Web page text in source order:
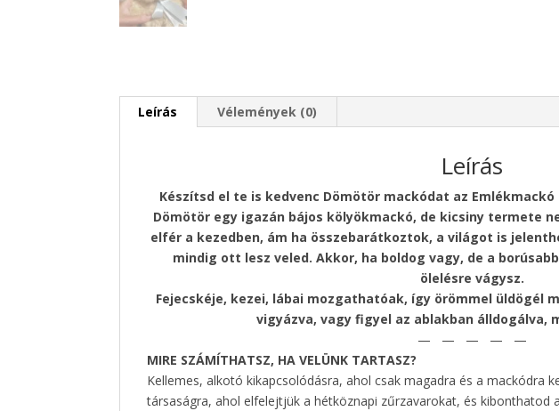
Leírás Vélemények (0)
Leírás
Készítsd el te is kedvenc Dömötör mackódat az
Dömötör egy igazán bájos kölyökmackó, de kicsiny termete
elfér a kezedben, ám ha összebarátkoztok, a világot is
mindig ott lesz veled. Akkor, ha boldog vagy, de a
ölelésre vágysz.
Fejecskéje, kezei, lábai mozgathatóak, így örömmel üldögél
vigyázva, vagy figyel az ablakban álldogálva,
— — — — —
MIRE SZÁMÍTHATSZ, HA VELÜNK TARTASZ?
Kellemes, alkotó kikapcsolódásra, ahol csak magadra és a mackódra
társaságra, ahol elfelejtjük a hétköznapi zűrzavarokat, és kibonthatod